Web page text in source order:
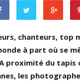
chanteurs, top
à part où se
proximité du tapis
les